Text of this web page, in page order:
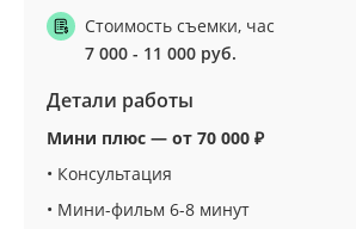
Стоимость съемки, час
7 000 - 11 000 руб.
Детали работы
Мини плюс — от 70 000 ₽
• Консультация
• Мини-фильм 6-8 минут